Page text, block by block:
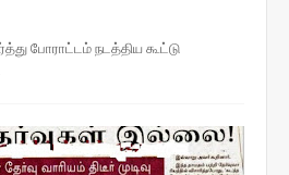
போராட்டம் நடத்திய கூட்டு